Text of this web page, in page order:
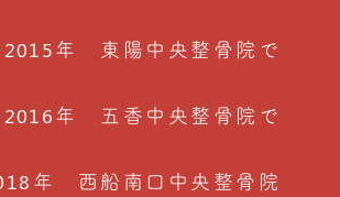
2015年 東陽中央整骨院で
2016年 五香中央整骨院で
年 西船南口中央整骨院